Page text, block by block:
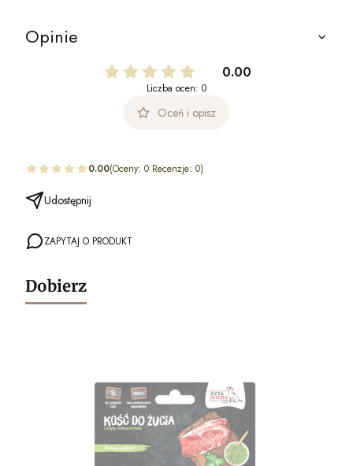
Opinie
0.00
Liczba ocen: 0
Oceń i opisz
0.00(Oceny: 0 Recenzje: 0)
Udostępnij
ZAPYTAJ O PRODUKT
Dobierz